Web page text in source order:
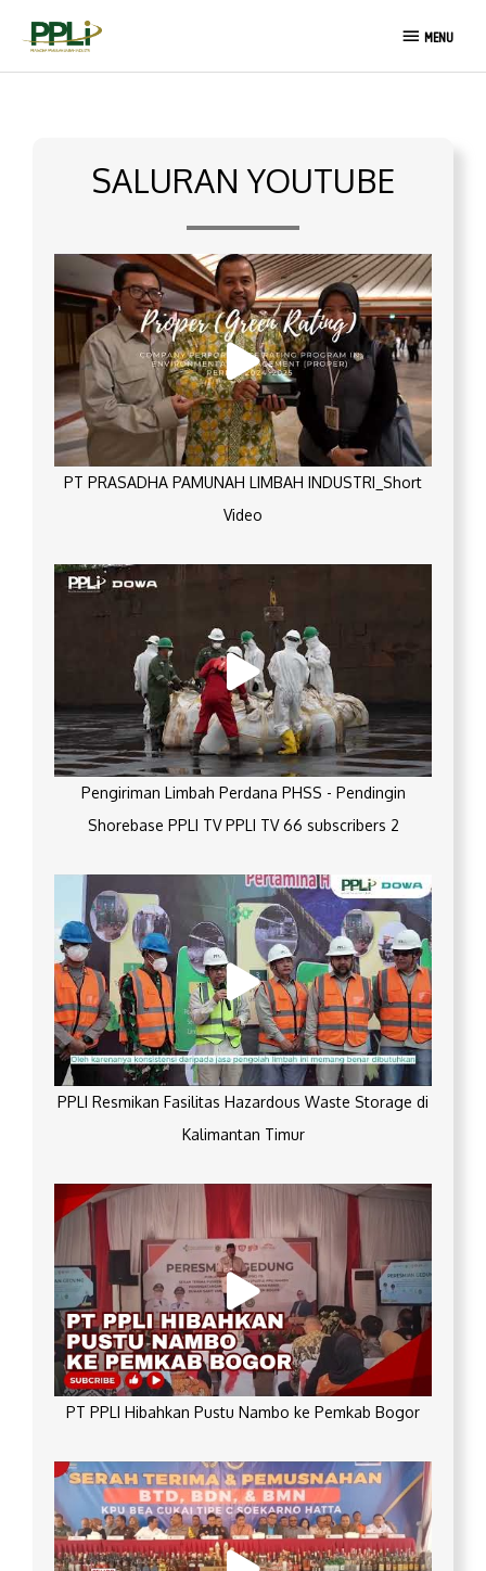
MENU
MENU
SALURAN YOUTUBE
PT PRASADHA PAMUNAH LIMBAH INDUSTRI_Short
Video
Pengiriman Limbah Perdana PHSS - Pendingin
Shorebase PPLI TV PPLI TV 66 subscribers 2
PPLI Resmikan Fasilitas Hazardous Waste Storage di
Kalimantan Timur
PT PPLI Hibahkan Pustu Nambo ke Pemkab Bogor